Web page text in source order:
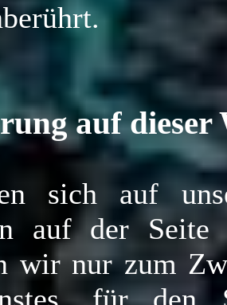
auf dieser
sich auf
auf der Seite
wir nur zum